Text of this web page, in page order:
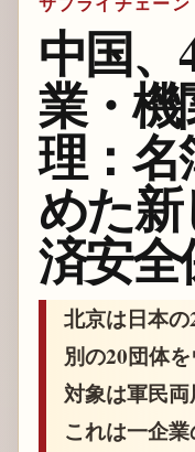
サプライチェーン
中国、
業・
理：
めた
済安全
北京は日本の
別の20団体
対象は軍民両
これは一企